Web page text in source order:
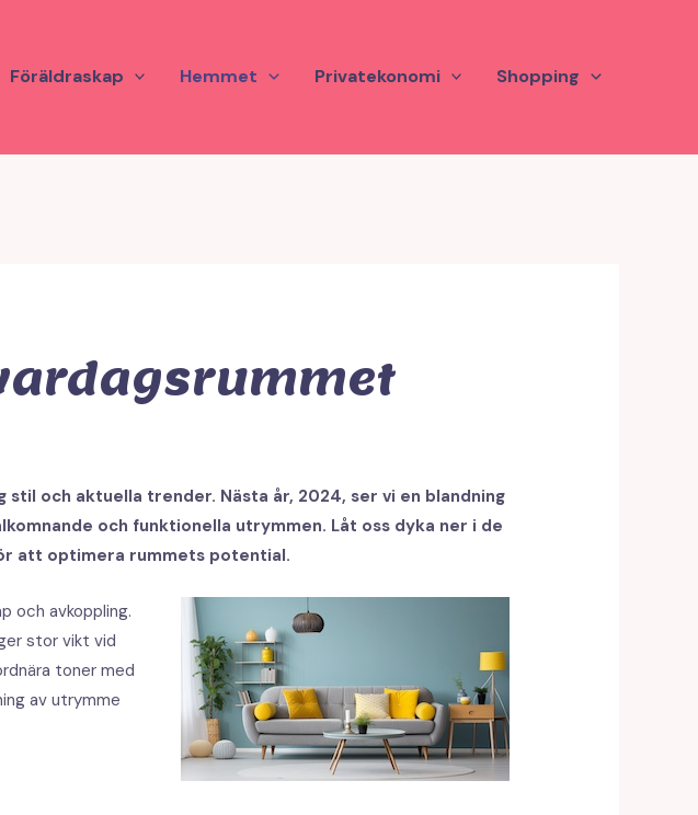
Föräldraskap Hemmet Privatekonomi Shopping
och aktuella trender. Nästa år, 2024, ser vi en blandning
och funktionella utrymmen. Låt oss dyka ner i de
att optimera rummets potential.
och avkoppling.
stor vikt vid
toner med
av utrymme